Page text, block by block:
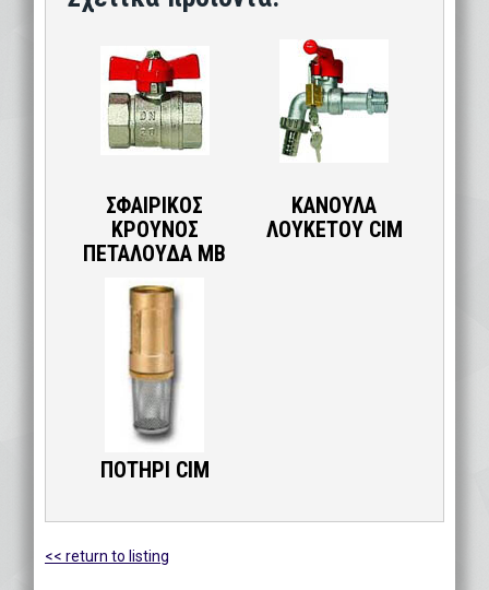
ΣΦΑΙΡΙΚΟΣ
ΚΡΟΥΝΟΣ
ΠΕΤΑΛΟΥΔΑ ΜΒ
ΚΑΝΟΥΛΑ
ΛΟΥΚΕΤΟΥ CIM
ΠΟΤΗΡΙ CIM
<< return to listing